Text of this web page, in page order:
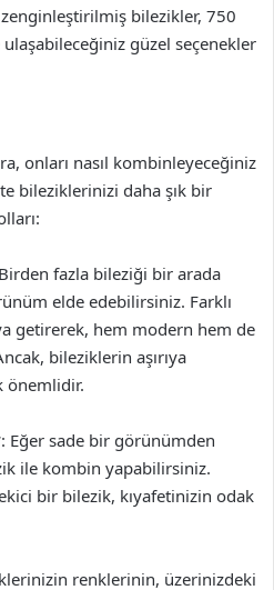
bilezikler, 750
güzel seçenekler
onları nasıl kombinleyeceğiniz
bileziklerinizi daha şık bir
fazla bileziği bir arada
elde edebilirsiniz. Farklı
getirerek, hem modern hem de
bileziklerin aşırıya
önemlidir.
Eğer sade bir görünümden
ile kombin yapabilirsiniz.
bir bilezik, kıyafetinizin odak
renklerinin, üzerinizdeki